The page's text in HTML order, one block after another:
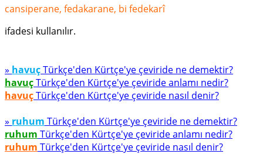
cansiperane, fedakarane, bi fedekarî
ifadesi kullanılır.
» havuçTürkçe'den Kürtçe'ye çeviride ne demektir?
havuçTürkçe'den Kürtçe'ye çeviride anlamı nedir?
havuçTürkçe'den Kürtçe'ye çeviride nasıl denir?
» ruhum Türkçe'den Kürtçe'ye çeviride ne demektir?
ruhum Türkçe'den Kürtçe'ye çeviride anlamı nedir?
ruhum Türkçe'den Kürtçe'ye çeviride nasıl denir?